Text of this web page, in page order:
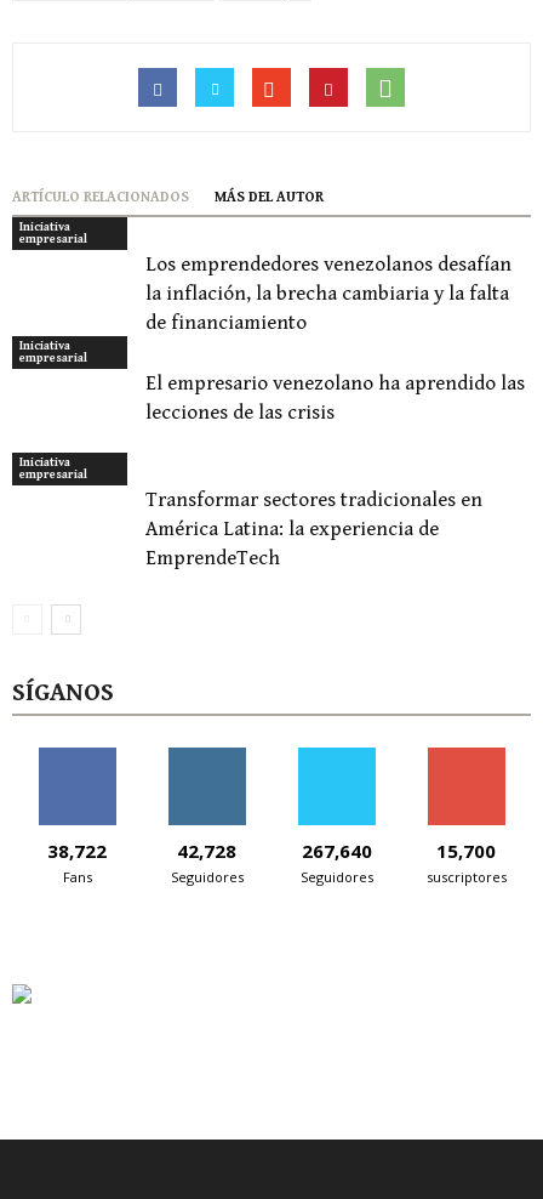
ARTÍCULO RELACIONADOS MÁS DEL AUTOR
Iniciativa
empresarial
Los emprendedores venezolanos desafían
la inflación, la brecha cambiaria y la falta
de financiamiento
Iniciativa
empresarial
El empresario venezolano ha aprendido las
lecciones de las crisis
Iniciativa
empresarial
Transformar sectores tradicionales en
América Latina: la experiencia de
EmprendeTech
SÍGANOS
38,722
Fans
42,728
Seguidores
267,640
Seguidores
15,700
suscriptores